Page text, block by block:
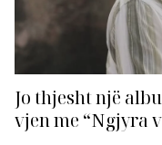
Jo thjesht një
vjen me “Ngjyra